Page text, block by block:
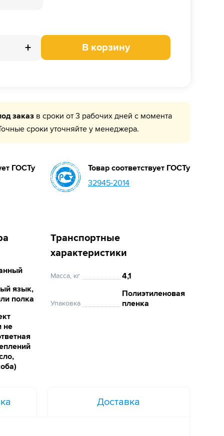
+ В корзину
заказ в сроки от 3 рабочих дней с момента
сроки уточняйте у менеджера.
ГОСТу
Товар соответствует ГОСТу
32945-2014
язык,
полка
не
Транспортные
характеристики
Масса, кг 4,1
Упаковка
Полиэтиленовая
пленка
Доставка